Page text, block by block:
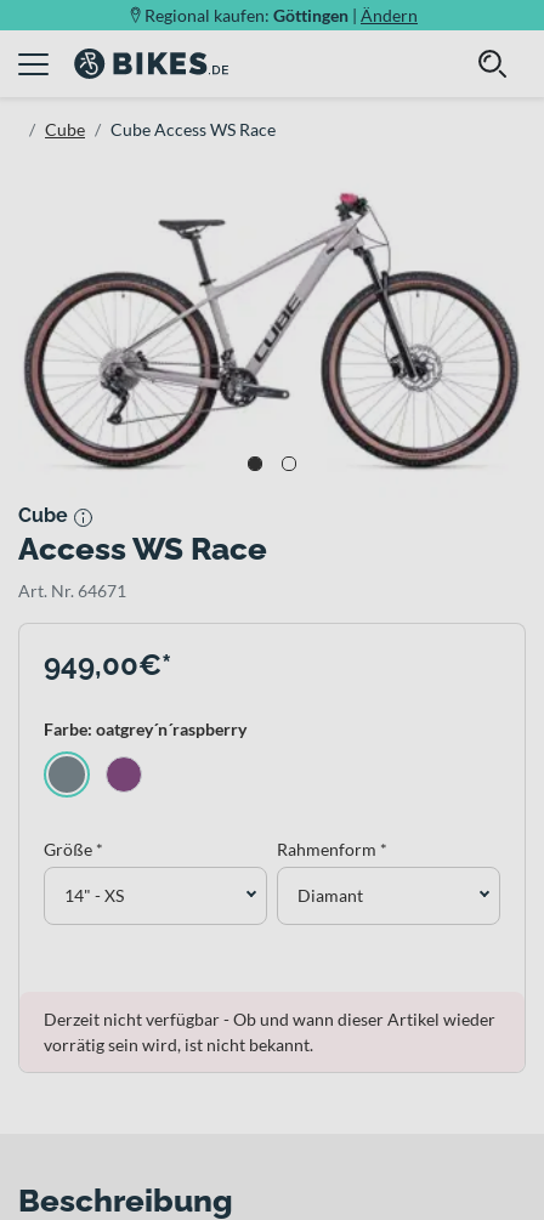
Regional kaufen: Göttingen | Ändern
Cube Cube Access WS Race
Cube
Access WS Race
Art. Nr. 64671
949,00€*
Farbe: oatgrey´n´raspberry
Größe *
14" - XS
Rahmenform *
Diamant
Derzeit nicht verfügbar - Ob und wann dieser Artikel wieder
vorrätig sein wird, ist nicht bekannt.
Beschreibung